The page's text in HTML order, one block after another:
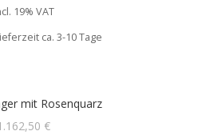
19% VAT
ca. 3-10 Tage
mit Rosenquarz
€